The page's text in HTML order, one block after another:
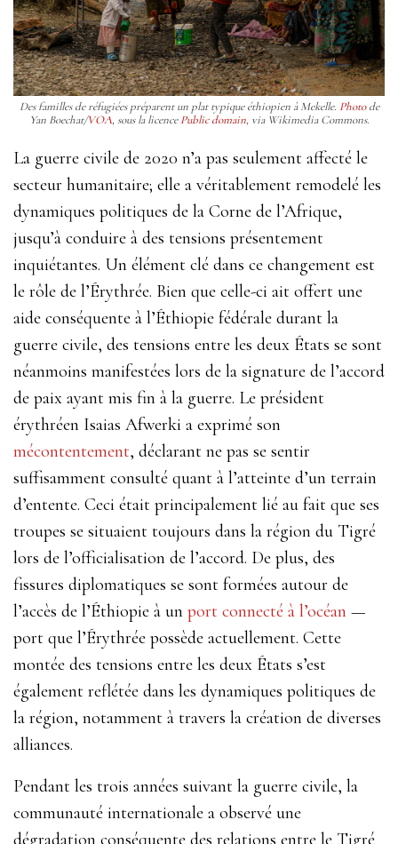
Des familles de réfugiées préparent un plat typique éthiopien à Mekelle. Photode
Yan Boechat/VOA, sous la licencePublic domain, via Wikimedia Commons.
La guerre civile de 2020 n’a pas seulement affecté le
secteur humanitaire; elle a véritablement remodelé les
dynamiques politiques de la Corne de l’Afrique,
jusqu’à conduire à des tensions présentement
inquiétantes. Un élément clé dans ce changement est
le rôle de l’Érythrée. Bien que celle-ci ait offert une
aide conséquente à l’Éthiopie fédérale durant la
guerre civile, des tensions entre les deux États se sont
néanmoins manifestées lors de la signature de l’accord
de paix ayant mis fin à la guerre. Le président
érythréen Isaias Afwerki a exprimé son
mécontentement, déclarant ne pas se sentir
suffisamment consulté quant à l’atteinte d’un terrain
d’entente. Ceci était principalement lié au fait que ses
troupes se situaient toujours dans la région du Tigré
lors de l’officialisation de l’accord. De plus, des
fissures diplomatiques se sont formées autour de
l’accès de l’Éthiopie à un port connecté à l’océan —
port que l’Érythrée possède actuellement. Cette
montée des tensions entre les deux États s’est
également reflétée dans les dynamiques politiques de
la région, notamment à travers la création de diverses
alliances.
Pendant les trois années suivant la guerre civile, la
communauté internationale a observé une
dégradation conséquente des relations entre le Tigré